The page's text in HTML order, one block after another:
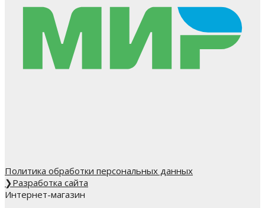
Политика обработки персональных данных
❯Разработка сайта
Интернет-магазин